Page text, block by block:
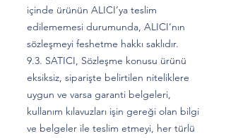
içinde ürünün ALICI’ya teslim
edilememesi durumunda, ALICI’nın
sözleşmeyi feshetme hakkı saklıdır.
9.3. SATICI, Sözleşme konusu ürünü
eksiksiz, siparişte belirtilen niteliklere
uygun ve varsa garanti belgeleri,
kullanım kılavuzları işin gereği olan bilgi
ve belgeler ile teslim etmeyi, her türlü